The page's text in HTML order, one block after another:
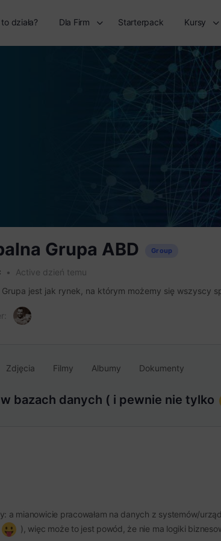
działa? Dla Firm Starterpack Kursy
Grupa ABD Group
Active dzień temu
Grupa jest jak rynek, na którym możemy się wszyscy
Zdjęcia Filmy Albumy Dokumenty
bazach danych ( i pewnie nie tylko
a mianowicie pracowałam na danych z systemów/
), więc może to jest powód, że nie ma logiki